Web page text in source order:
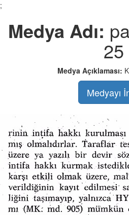
;
Medya Adı:
25
Medya Açıklaması:
Medyayı